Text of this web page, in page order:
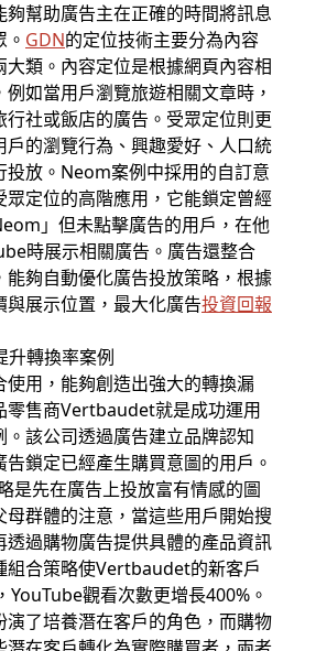
夠幫助廣告主在正確的時間將訊息
GDN的定位技術主要分為內容
大類。內容定位是根據網頁內容相
如當用戶瀏覽旅遊相關文章時，
行社或飯店的廣告。受眾定位則更
戶的瀏覽行為、興趣愛好、人口統
投放。Neom案例中採用的自訂意
眾定位的高階應用，它能鎖定曾經
」但未點擊廣告的用戶，在他
時展示相關廣告。廣告還整合
能夠自動優化廣告投放策略，根據
展示位置，最大化廣告投資回報
升轉換率案例
使用，能夠創造出強大的轉換漏
零售商Vertbaudet就是成功運用
。該公司透過廣告建立品牌認知
鎖定已經產生購買意圖的用戶。
是先在廣告上投放富有情感的圖
母群體的注意，當這些用戶開始搜
透過購物廣告提供具體的產品資訊
組合策略使Vertbaudet的新客戶
YouTube觀看次數更增長400%。
演了培養潛在客戶的角色，而購物